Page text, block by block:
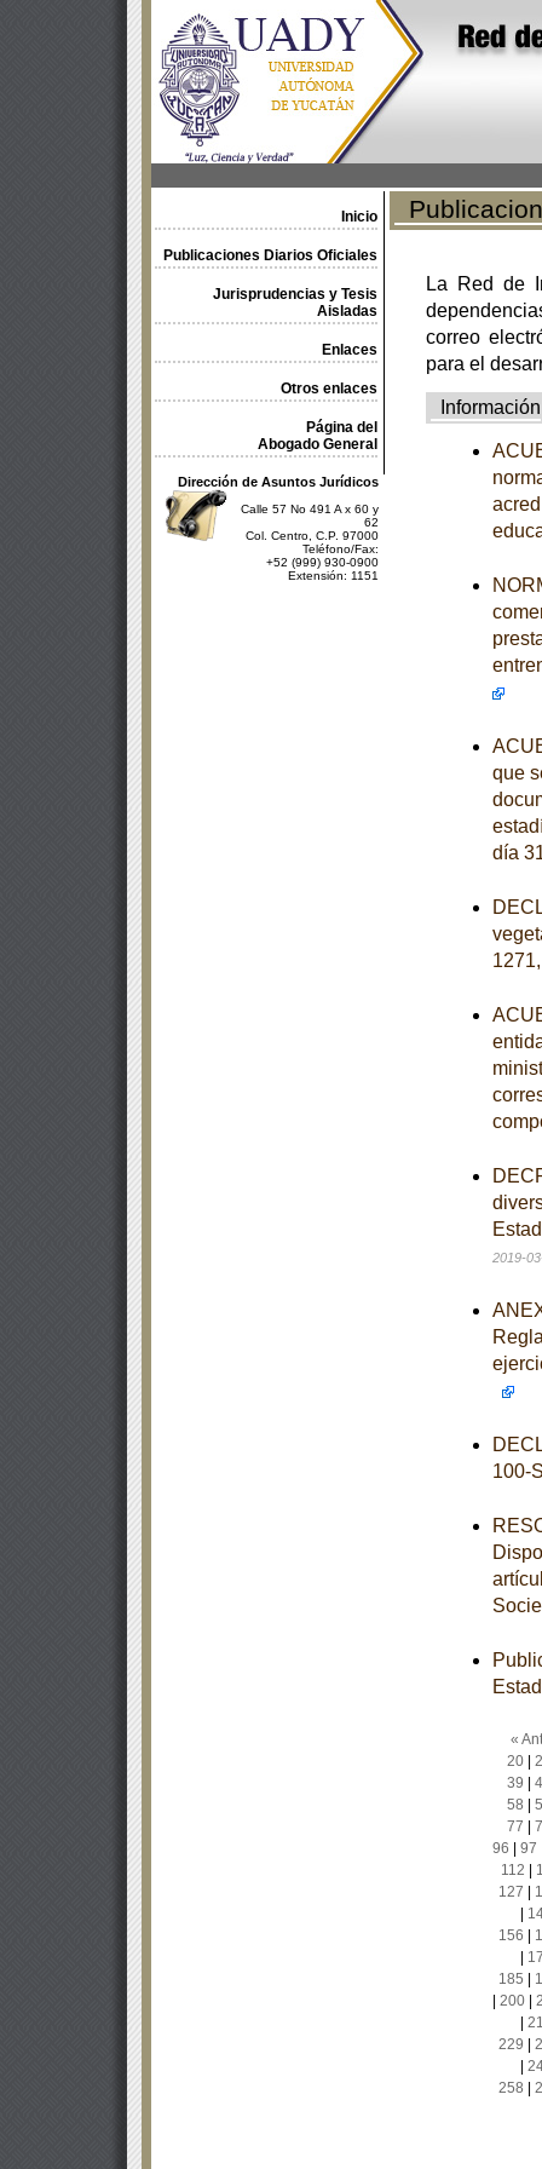
Inicio
Publicaciones Diarios Oficiales
Jurisprudencias y Tesis
Aisladas
Enlaces
Otros enlaces
Página del
Abogado General
Dirección de Asuntos Jurídicos
Calle 57 No 491 A x 60 y
62
Col. Centro, C.P. 97000
Teléfono/Fax:
+52 (999) 930-0900
Extensión: 1151
La Red de
correo
para el
Información
que
día
2019-
100-
«
20|
39
58
77
96
97
112
127
156
185
200|
229
258